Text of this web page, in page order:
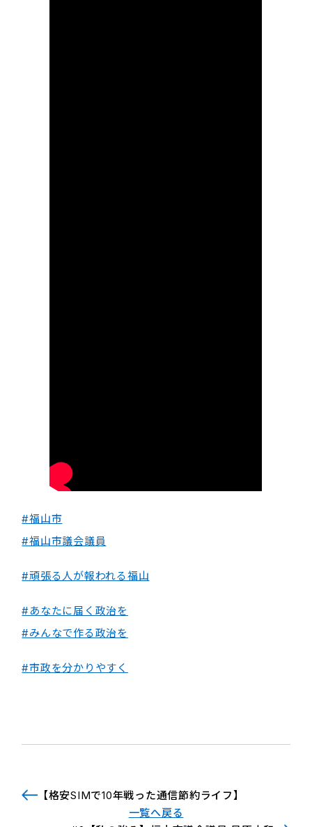
#福山市
#福山市議会議員
#頑張る人が報われる福山
#あなたに届く政治を
#みんなで作る政治を
#市政を分かりやすく
【格安SIMで10年戦った通信節約ライフ】
一覧へ戻る